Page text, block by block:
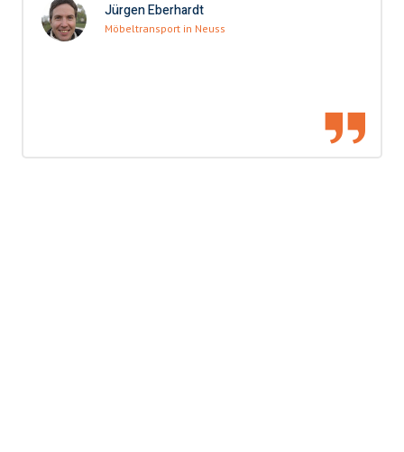
Jürgen Eberhardt
Möbeltransport in Neuss